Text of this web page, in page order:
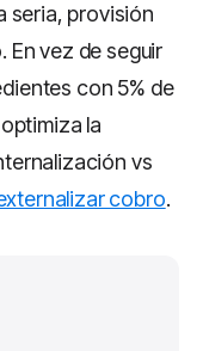
seria, provisión
vez de seguir
con 5% de
la
vs
cobro.